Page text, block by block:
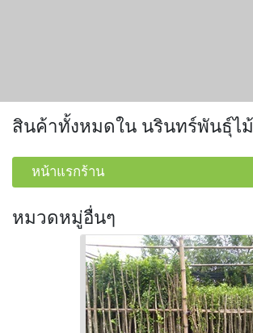
สินค้าทั้งหมดใน นรินทร์พันธุ์ไม้
หน้าแรกร้าน
หมวดหมู่อื่นๆ